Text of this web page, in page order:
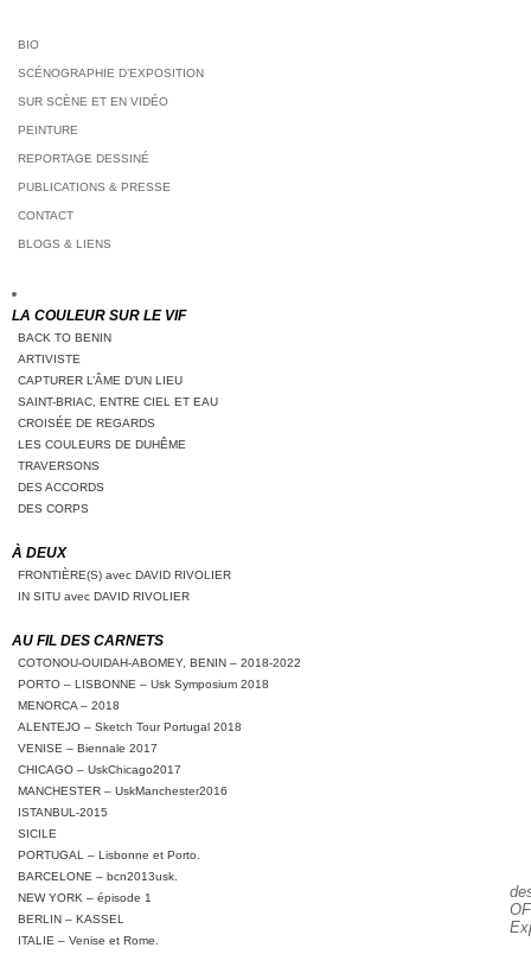
BIO
SCÉNOGRAPHIE D’EXPOSITION
SUR SCÈNE ET EN VIDÉO
PEINTURE
REPORTAGE DESSINÉ
PUBLICATIONS & PRESSE
CONTACT
BLOGS & LIENS
LA COULEUR SUR LE VIF
BACK TO BENIN
ARTIVISTE
CAPTURER L’ÂME D’UN LIEU
SAINT-BRIAC, ENTRE CIEL ET EAU
CROISÉE DE REGARDS
LES COULEURS DE DUHÊME
TRAVERSONS
DES ACCORDS
DES CORPS
À DEUX
FRONTIÈRE(S) avec DAVID RIVOLIER
IN SITU avec DAVID RIVOLIER
AU FIL DES CARNETS
COTONOU-OUIDAH-ABOMEY, BENIN – 2018-2022
PORTO – LISBONNE – Usk Symposium 2018
MENORCA – 2018
ALENTEJO – Sketch Tour Portugal 2018
VENISE – Biennale 2017
CHICAGO – UskChicago2017
MANCHESTER – UskManchester2016
ISTANBUL-2015
SICILE
PORTUGAL – Lisbonne et Porto.
BARCELONE – bcn2013usk.
NEW YORK – épisode 1
BERLIN – KASSEL
ITALIE – Venise et Rome.